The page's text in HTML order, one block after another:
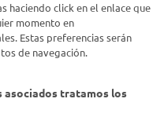
nosotros acá
haciendo click en el enlace que
momento en
Estas preferencias serán
de navegación.
asociados tratamos los